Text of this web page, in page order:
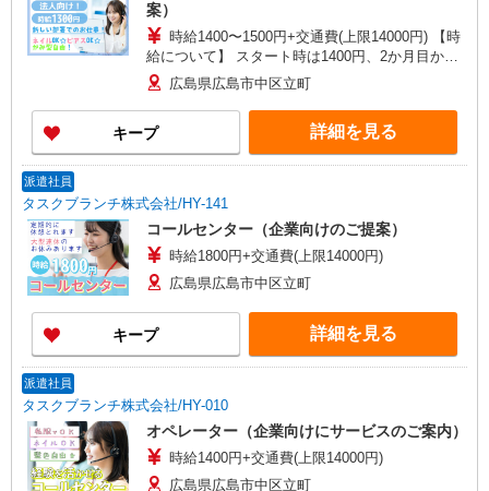
案）
時給1400〜1500円+交通費(上限14000円) 【時
給について】 スタート時は1400円、2か月目から
1500円となります。
広島県広島市中区立町
キープ 詳細を見る
派遣社員
タスクブランチ株式会社/HY-141
コールセンター（企業向けのご提案）
時給1800円+交通費(上限14000円)
広島県広島市中区立町
キープ 詳細を見る
派遣社員
タスクブランチ株式会社/HY-010
オペレーター（企業向けにサービスのご案内）
時給1400円+交通費(上限14000円)
広島県広島市中区立町